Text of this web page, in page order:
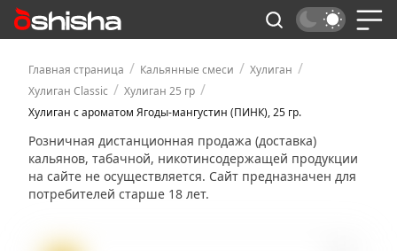
Главная страница / Кальянные смеси / Хулиган /
Хулиган Classic / Хулиган 25 гр /
Хулиган с ароматом Ягоды-мангустин (ПИНК), 25 гр.
Розничная дистанционная продажа (доставка)
кальянов, табачной, никотинсодержащей продукции
на сайте не осуществляется. Сайт предназначен для
потребителей старше 18 лет.